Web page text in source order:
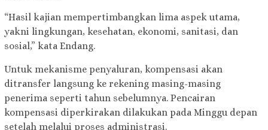
“Hasil kajian mempertimbangkan lima aspek utama,
yakni lingkungan, kesehatan, ekonomi, sanitasi, dan
sosial,” kata Endang.
Untuk mekanisme penyaluran, kompensasi akan
ditransfer langsung ke rekening masing-masing
penerima seperti tahun sebelumnya. Pencairan
kompensasi diperkirakan dilakukan pada Minggu depan
setelah melalui proses administrasi.